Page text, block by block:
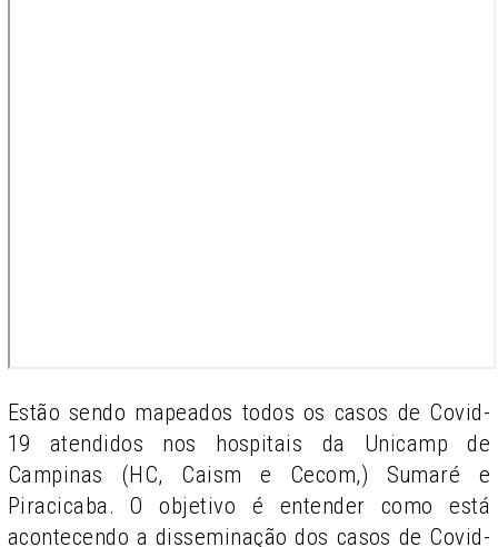
Estão sendo mapeados todos os casos de Covid-
19 atendidos nos hospitais da Unicamp de
Campinas (HC, Caism e Cecom,) Sumaré e
Piracicaba. O objetivo é entender como está
acontecendo a disseminação dos casos de Covid-